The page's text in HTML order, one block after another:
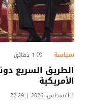
سياسة 1 دقائق
الطريق السريع
الأمريكية
1 أغسطس، 2026 | 22:29